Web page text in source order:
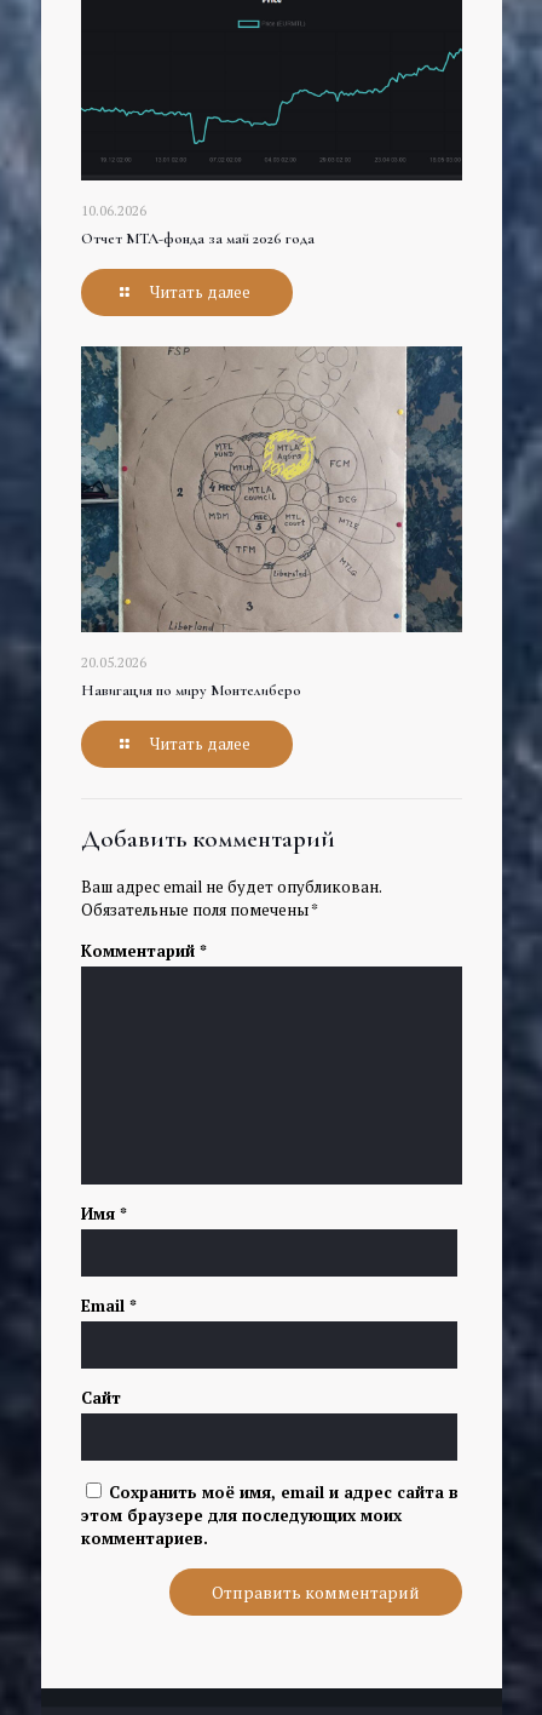
10.06.2026
Отчет МТЛ-фонда за май 2026 года
Читать далее
20.05.2026
Навигация по миру Монтелиберо
Читать далее
Добавить комментарий
Ваш адрес email не будет опубликован.
Обязательные поля помечены*
Комментарий *
Имя *
Email *
Сайт
Сохранить моё имя, email и адрес сайта в
этом браузере для последующих моих
комментариев.